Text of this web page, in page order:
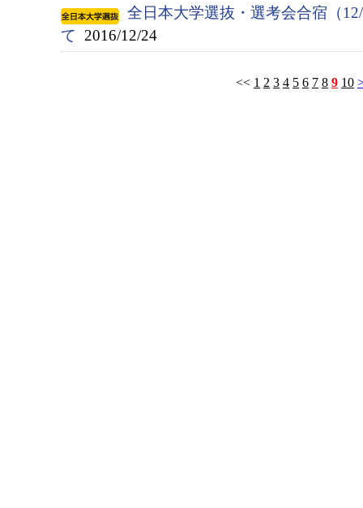
全日本大学選抜・選考会合宿（
て 2016/12/24
<< 1 2 3 4 5 6 7 8 9 10